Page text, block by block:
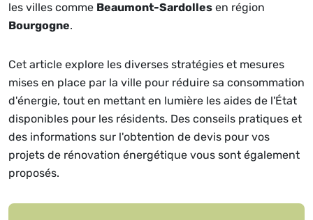
les villes comme Beaumont-Sardolles en région
Bourgogne.
Cet article explore les diverses stratégies et mesures
mises en place par la ville pour réduire sa consommation
d'énergie, tout en mettant en lumière les aides de l'État
disponibles pour les résidents. Des conseils pratiques et
des informations sur l'obtention de devis pour vos
projets de rénovation énergétique vous sont également
proposés.